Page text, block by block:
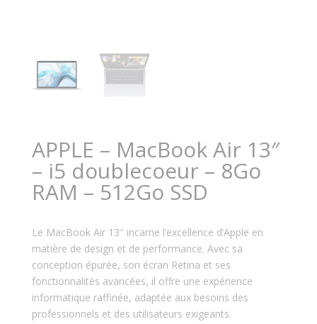
APPLE – MacBook Air 13″
– i5 doublecoeur – 8Go
RAM – 512Go SSD
Le MacBook Air 13″ incarne l’excellence d’Apple en
matière de design et de performance. Avec sa
conception épurée, son écran Retina et ses
fonctionnalités avancées, il offre une expérience
informatique raffinée, adaptée aux besoins des
professionnels et des utilisateurs exigeants.